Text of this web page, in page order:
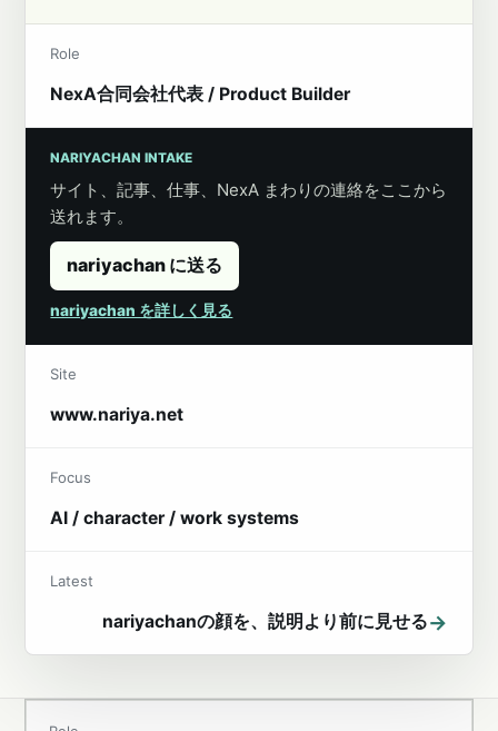
Role
NexA合同会社代表 / Product Builder
NARIYACHAN INTAKE
サイト、記事、仕事、NexA まわりの連絡をここから
送れます。
nariyachan に送る
nariyachan を詳しく見る
Site
www.nariya.net
Focus
AI / character / work systems
Latest
nariyachanの顔を、説明より前に見せる→